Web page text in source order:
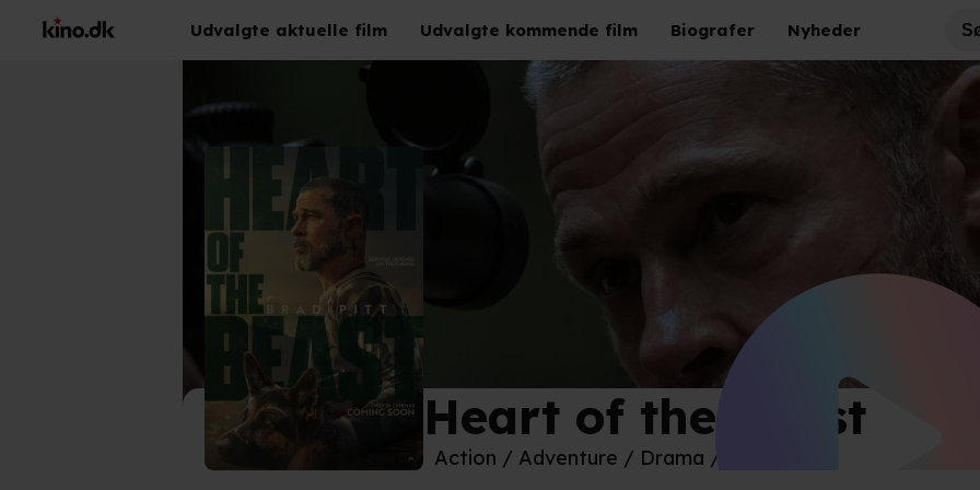
Udvalgte aktuelle film Udvalgte kommende film Biografer Nyheder
©Photo Credit: Scott Garfield
Heart of the Beast
Action / Adventure / Drama / Thriller